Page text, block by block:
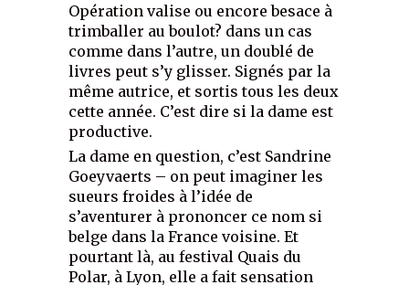
Opération valise ou encore besace à
trimballer au boulot? dans un cas
comme dans l’autre, un doublé de
livres peut s’y glisser. Signés par la
même autrice, et sortis tous les deux
cette année. C’est dire si la dame est
productive.
La dame en question, c’est Sandrine
Goeyvaerts – on peut imaginer les
sueurs froides à l’idée de
s’aventurer à prononcer ce nom si
belge dans la France voisine. Et
pourtant là, au festival Quais du
Polar, à Lyon, elle a fait sensation